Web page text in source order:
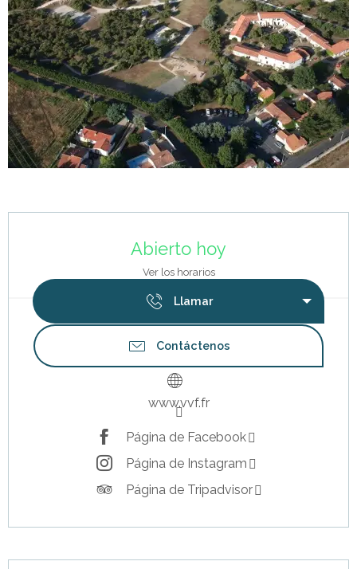
Abierto hoy
Ver los horarios
Llamar
Contáctenos
www.vvf.fr
Página de Facebook
Página de Instagram
Página de Tripadvisor